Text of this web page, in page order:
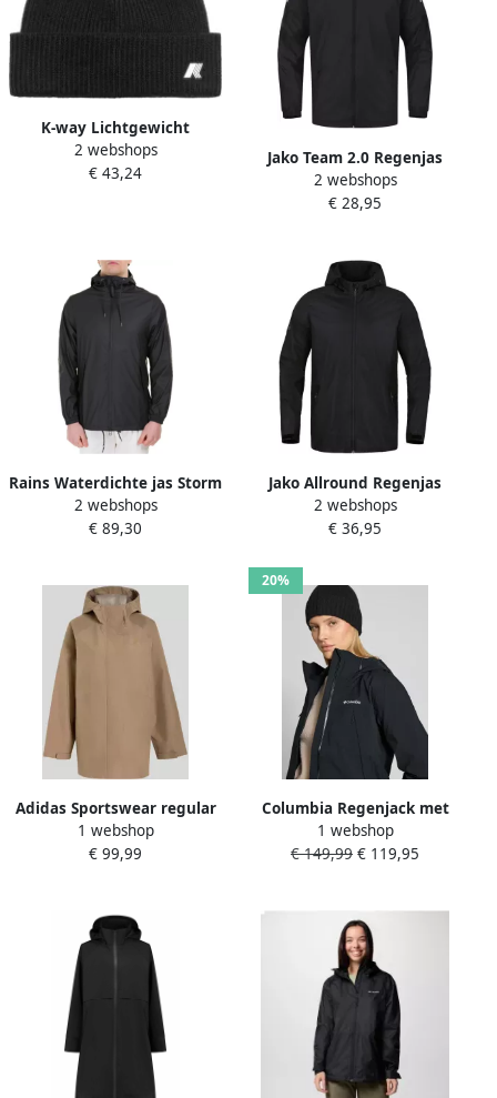
K-way Lichtgewicht
Opvouwbare Regenjas Lana
Green
2 webshops
€ 43,24
Jako Team 2.0 Regenjas
Senior
2 webshops
€ 28,95
Rains Waterdichte jas Storm
Breaker Zwart
2 webshops
€ 89,30
Jako Allround Regenjas
Senior
2 webshops
€ 36,95
Adidas Sportswear regular
fit regenjack met capuchon
1 webshop
€ 99,99
20%
Columbia Regenjack met
Omni-Tech™ ECO-
technologie
1 webshop
€ 149,99 € 119,95